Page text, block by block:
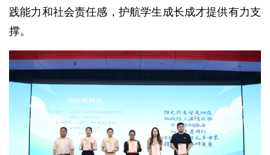
践能力和社会责任感，护航学生成长成才提供有力支
撑。